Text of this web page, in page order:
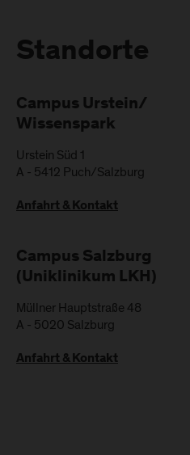
Standorte
Campus Urstein/
Wissenspark
Urstein Süd 1
A - 5412 Puch/Salzburg
Anfahrt & Kontakt
Campus Salzburg
(Uniklinikum LKH)
Müllner Hauptstraße 48
A - 5020 Salzburg
Anfahrt & Kontakt